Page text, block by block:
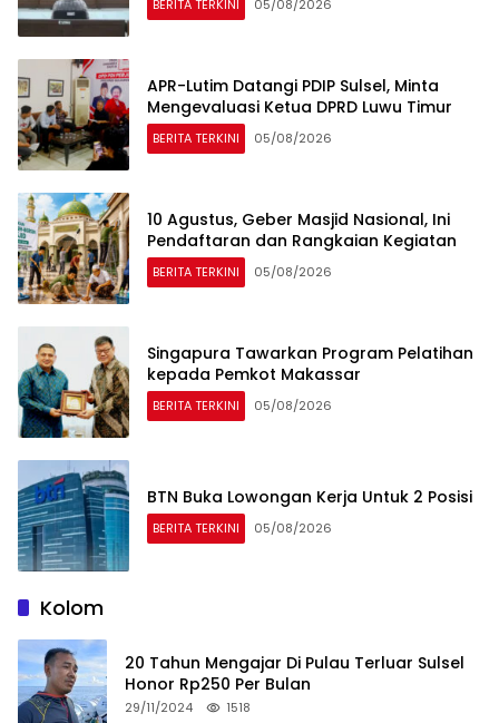
BERITA TERKINI 05/08/2026
APR-Lutim Datangi PDIP Sulsel, Minta
Mengevaluasi Ketua DPRD Luwu Timur
BERITA TERKINI 05/08/2026
10 Agustus, Geber Masjid Nasional, Ini
Pendaftaran dan Rangkaian Kegiatan
BERITA TERKINI 05/08/2026
Singapura Tawarkan Program Pelatihan
kepada Pemkot Makassar
BERITA TERKINI 05/08/2026
BTN Buka Lowongan Kerja Untuk 2 Posisi
BERITA TERKINI 05/08/2026
Kolom
20 Tahun Mengajar Di Pulau Terluar Sulsel
Honor Rp250 Per Bulan
29/11/2024 1518